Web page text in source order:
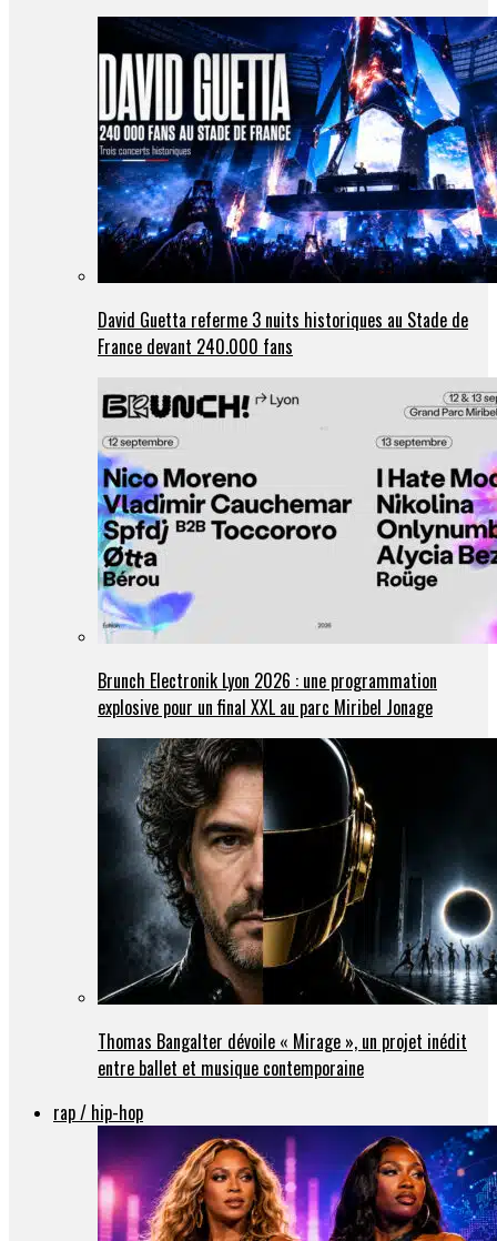
David Guetta referme 3 nuits historiques au Stade de
France devant 240.000 fans
Brunch Electronik Lyon 2026 : une programmation
explosive pour un final XXL au parc Miribel Jonage
Thomas Bangalter dévoile « Mirage », un projet inédit
entre ballet et musique contemporaine
rap / hip-hop